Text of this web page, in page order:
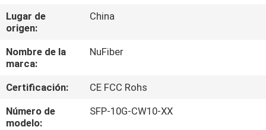
SOBRE
NOSOTROS
VIAJE
DE
LA
Lugar de
origen:
China
Nombre de la
marca:
NuFiber
Certificación:
CE FCC Rohs
Número de
modelo:
SFP-10G-CW10-XX